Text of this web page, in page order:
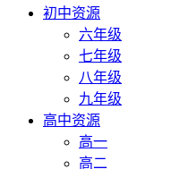
初中资源
六年级
七年级
八年级
九年级
高中资源
高一
高二